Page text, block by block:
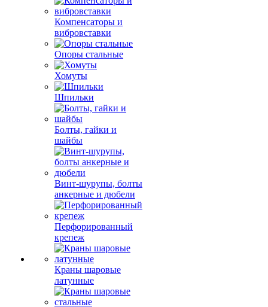
Компенсаторы и
вибровставки
Опоры стальные
Хомуты
Шпильки
Болты, гайки и
шайбы
Винт-шурупы, болты
анкерные и дюбели
Перфорированный
крепеж
Краны шаровые
латунные